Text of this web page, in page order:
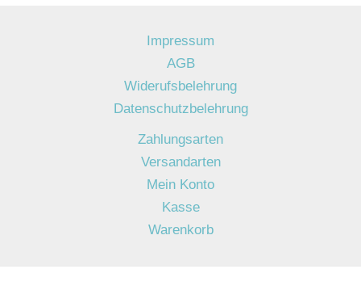
Impressum
AGB
Widerufsbelehrung
Datenschutzbelehrung
Zahlungsarten
Versandarten
Mein Konto
Kasse
Warenkorb